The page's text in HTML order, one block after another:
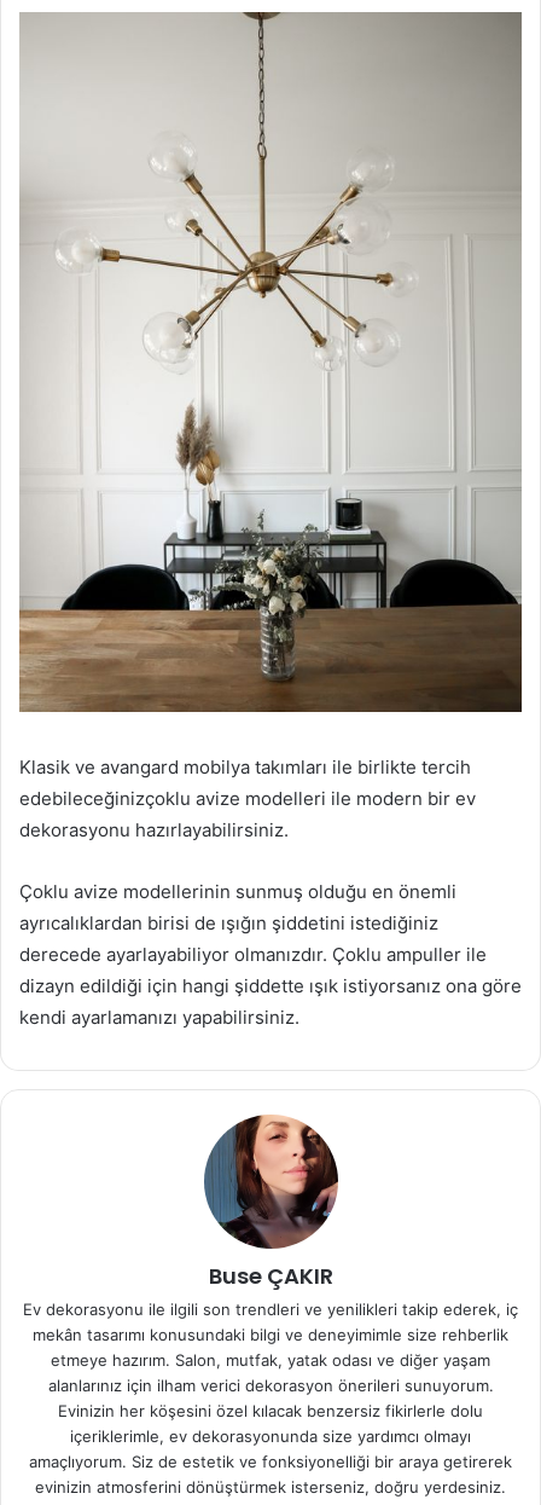
Klasik ve avangard mobilya takımları ile birlikte tercih
edebileceğinizçoklu avize modelleri ile modern bir ev
dekorasyonu hazırlayabilirsiniz.
Çoklu avize modellerinin sunmuş olduğu en önemli
ayrıcalıklardan birisi de ışığın şiddetini istediğiniz
derecede ayarlayabiliyor olmanızdır. Çoklu ampuller ile
dizayn edildiği için hangi şiddette ışık istiyorsanız ona göre
kendi ayarlamanızı yapabilirsiniz.
Buse ÇAKIR
Ev dekorasyonu ile ilgili son trendleri ve yenilikleri takip ederek, iç
mekân tasarımı konusundaki bilgi ve deneyimimle size rehberlik
etmeye hazırım. Salon, mutfak, yatak odası ve diğer yaşam
alanlarınız için ilham verici dekorasyon önerileri sunuyorum.
Evinizin her köşesini özel kılacak benzersiz fikirlerle dolu
içeriklerimle, ev dekorasyonunda size yardımcı olmayı
amaçlıyorum. Siz de estetik ve fonksiyonelliği bir araya getirerek
evinizin atmosferini dönüştürmek isterseniz, doğru yerdesiniz.